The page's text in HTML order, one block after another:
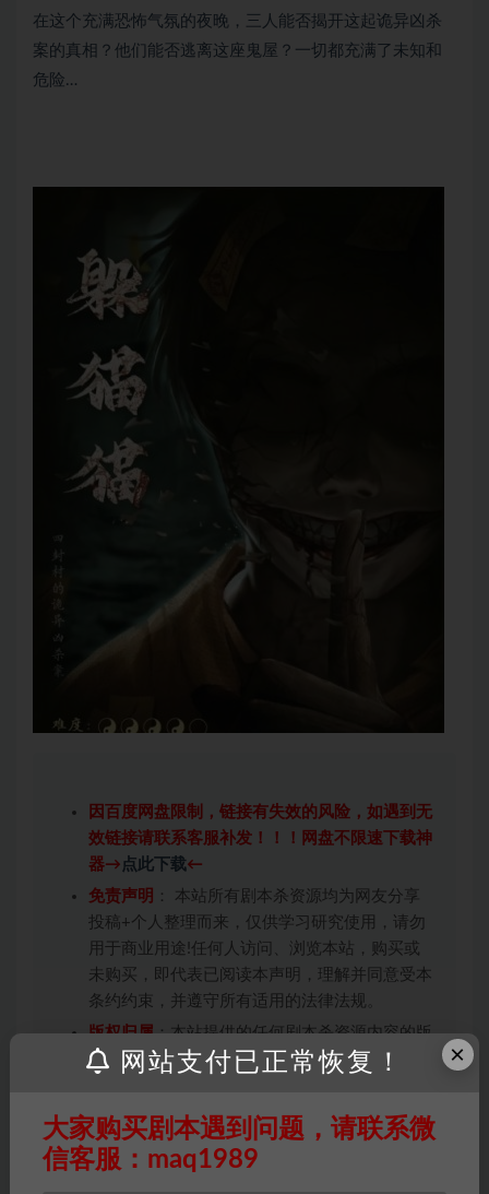
在这个充满恐怖气氛的夜晚，三人能否揭开这起诡异凶杀
案的真相？他们能否逃离这座鬼屋？一切都充满了未知和
危险…
因百度网盘限制，链接有失效的风险，如遇到无
效链接请联系客服补发！！！网盘不限速下载神
器→ 点此下载←
免责声明 ： 本站所有剧本杀资源均为网友分享
投稿+个人整理而来，仅供学习研究使用，请勿
用于商业用途!任何人访问、浏览本站，购买或
未购买，即代表已阅读本声明，理解并同意受本
条约约束，并遵守所有适用的法律法规。
版权归属：本站提供的任何剧本杀资源内容的版
权均属于机关版权或权利人。如有侵权，请发邮
448271243@qq.com，如若情况属实，我们将
会在三天内下架相关剧本攻略。
积分说明 ∶剧本杀下载所需积分非剧本杀资源自
×
网站支付已正常恢复！
大家购买剧本遇到问题，请联系微
信客服：maq1989